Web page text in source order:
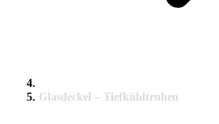
Glasdeckel – Tiefkühltruhen